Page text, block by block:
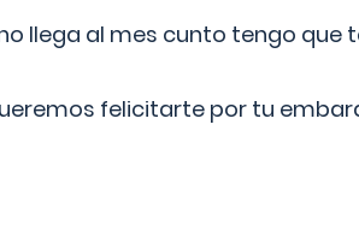
llega al mes cunto tengo que
felicitarte por tu